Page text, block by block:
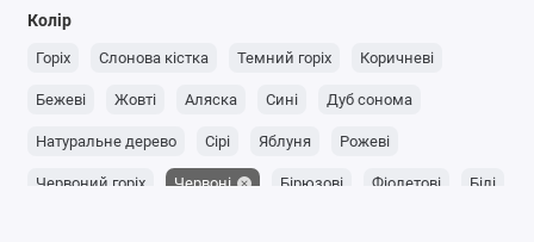
Колір
Горіх Слонова кістка Темний горіх Коричневі
Бежеві Жовті Аляска Сині Дуб сонома
Натуральне дерево Сірі Яблуня Рожеві
Червоний горіх Червоні Бірюзові Фіолетові Білі